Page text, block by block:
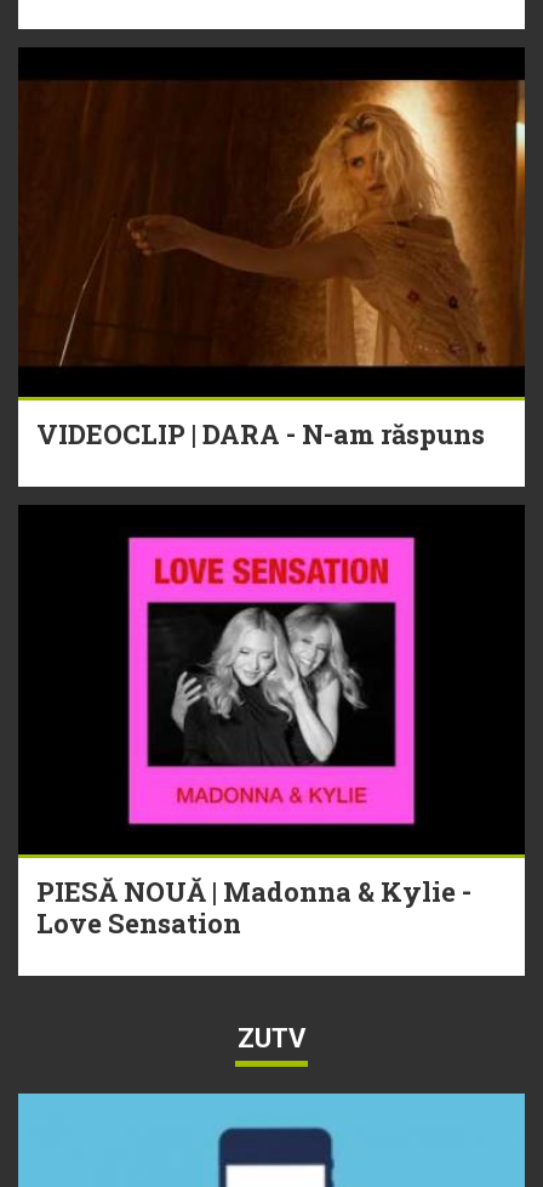
VIDEOCLIP | DARA - N-am răspuns
PIESĂ NOUĂ | Madonna & Kylie -
Love Sensation
ZUTV